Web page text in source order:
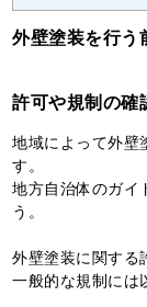
外壁塗装を行う
許可や規制の確
地域によって外壁
す。
地方自治体のガイ
う。
外壁塗装に関する
一般的な規制には